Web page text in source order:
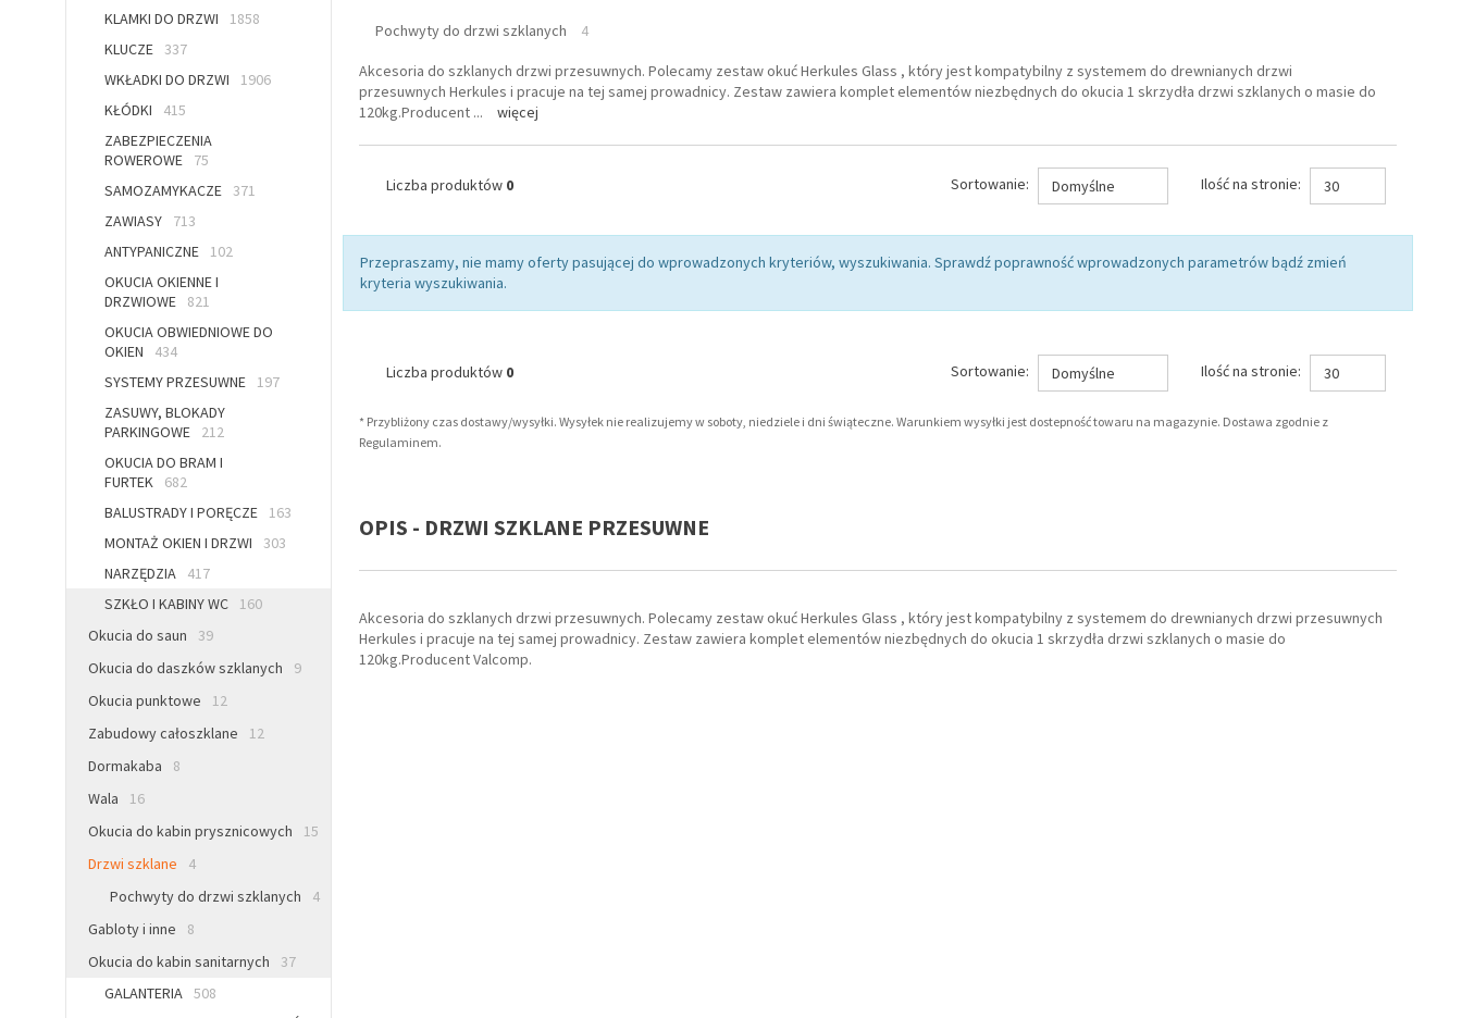
KLAMKI DO DRZWI
1858
KLUCZE
337
WKŁADKI DO DRZWI
1906
KŁÓDKI
415
ZABEZPIECZENIA
ROWEROWE
75
SAMOZAMYKACZE
371
ZAWIASY
713
ANTYPANICZNE
102
OKUCIA OKIENNE I
DRZWIOWE
821
OKUCIA OBWIEDNIOWE DO
OKIEN
434
SYSTEMY PRZESUWNE
197
ZASUWY, BLOKADY
PARKINGOWE
212
OKUCIA DO BRAM I
FURTEK
682
BALUSTRADY I PORĘCZE
163
MONTAŻ OKIEN I DRZWI
303
NARZĘDZIA
417
SZKŁO I KABINY WC
160
Okucia do saun
39
Okucia do daszków szklanych
9
Okucia punktowe
12
Zabudowy całoszklane
12
Dormakaba
8
Wala
16
Okucia do kabin prysznicowych
15
Drzwi szklane
4
Pochwyty do drzwi szklanych
4
Gabloty i inne
8
Okucia do kabin sanitarnych
37
GALANTERIA 508
Pochwyty do drzwi szklanych 4
Akcesoria do szklanych drzwi przesuwnych. Polecamy zestaw okuć Herkules Glass , który jest kompatybilny z systemem do drewnianych drzwi
przesuwnych Herkules i pracuje na tej samej prowadnicy. Zestaw zawiera komplet elementów niezbędnych do okucia 1 skrzydła drzwi szklanych o masie do
120kg.Producent... więcej
Liczba produktów 0 Sortowanie: Domyślne Ilość na stronie: 30
Przepraszamy, nie mamy oferty pasującej do wprowadzonych kryteriów, wyszukiwania. Sprawdź poprawność wprowadzonych parametrów bądź zmień
kryteria wyszukiwania.
Liczba produktów 0 Sortowanie: Domyślne Ilość na stronie: 30
* Przybliżony czas dostawy/wysyłki. Wysyłek nie realizujemy w soboty, niedziele i dni świąteczne. Warunkiem wysyłki jest dostepność towaru na magazynie. Dostawa zgodnie z
Regulaminem.
OPIS - DRZWI SZKLANE PRZESUWNE
Akcesoria do szklanych drzwi przesuwnych. Polecamy zestaw okuć Herkules Glass , który jest kompatybilny z systemem do drewnianych drzwi przesuwnych
Herkules i pracuje na tej samej prowadnicy. Zestaw zawiera komplet elementów niezbędnych do okucia 1 skrzydła drzwi szklanych o masie do
120kg.Producent Valcomp.